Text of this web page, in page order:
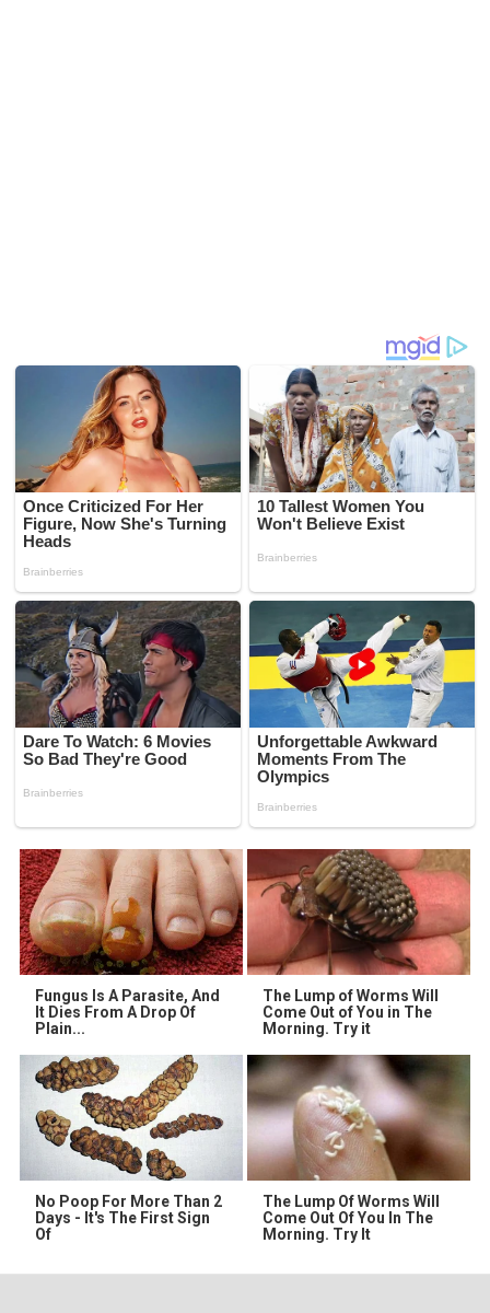
Fungus Is A Parasite, And
It Dies From A Drop Of
Plain...
The Lump of Worms Will
Come Out of You in The
Morning. Try it
No Poop For More Than 2
Days - It's The First Sign
Of
The Lump Of Worms Will
Come Out Of You In The
Morning. Try It